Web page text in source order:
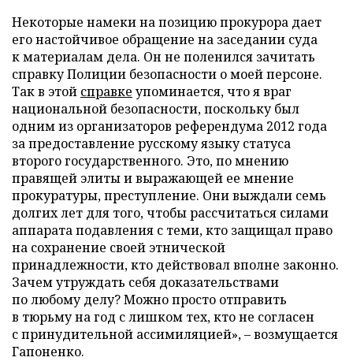
Некоторые намеки на позицию прокурора дает
его настойчивое обращение на заседании суда
к материалам дела. Он не поленился зачитать
справку Полиции безопасности о моей персоне.
Так в этой справке упоминается, что я враг
национальной безопасности, поскольку был
одним из организаторов референдума 2012 года
за предоставление русскому языку статуса
второго государственного. Это, по мнению
правящей элиты и выражающей ее мнение
прокуратуры, преступление. Они выждали семь
долгих лет для того, чтобы рассчитаться силами
аппарата подавления с теми, кто защищал право
на сохранение своей этнической
принадлежности, кто действовал вполне законно.
Зачем утруждать себя доказательствами
по любому делу? Можно просто отправить
в тюрьму на год с лишком тех, кто не согласен
с принудительной ассимиляцией», – возмущается
Гапоненко.